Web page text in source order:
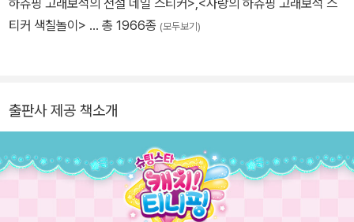
하츄핑 고래보석의 전설 네일 스티커>,<사랑의 하츄핑 고래보석 스
티커 색칠놀이> … 총 1966종 (모두보기)
출판사 제공 책소개